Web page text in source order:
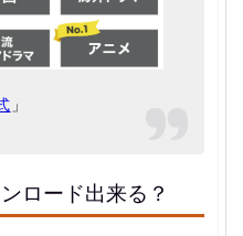
」
ロード出来る？